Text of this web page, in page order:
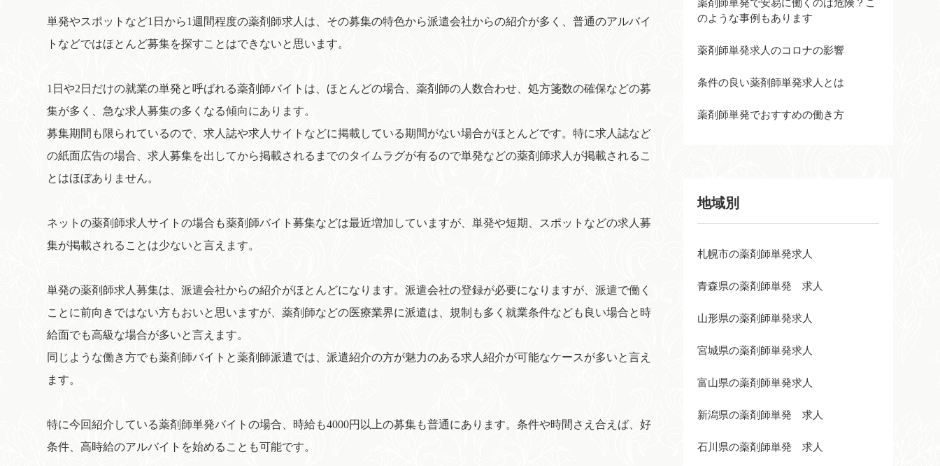
単発やスポットなど1日から1週間程度の薬剤師求人は、その募集の特色から派遣会社からの紹介が多く、普通のアルバイ
トなどではほとんど募集を探すことはできないと思います。
1日や2日だけの就業の単発と呼ばれる薬剤師バイトは、ほとんどの場合、薬剤師の人数合わせ、処方箋数の確保などの募
集が多く、急な求人募集の多くなる傾向にあります。
募集期間も限られているので、求人誌や求人サイトなどに掲載している期間がない場合がほとんどです。特に求人誌など
の紙面広告の場合、求人募集を出してから掲載されるまでのタイムラグが有るので単発などの薬剤師求人が掲載されるこ
とはほぼありません。
ネットの薬剤師求人サイトの場合も薬剤師バイト募集などは最近増加していますが、単発や短期、スポットなどの求人募
集が掲載されることは少ないと言えます。
単発の薬剤師求人募集は、派遣会社からの紹介がほとんどになります。派遣会社の登録が必要になりますが、派遣で働く
ことに前向きではない方もおいと思いますが、薬剤師などの医療業界に派遣は、規制も多く就業条件なども良い場合と時
給面でも高級な場合が多いと言えます。
同じような働き方でも薬剤師バイトと薬剤師派遣では、派遣紹介の方が魅力のある求人紹介が可能なケースが多いと言え
ます。
特に今回紹介している薬剤師単発バイトの場合、時給も4000円以上の募集も普通にあります。条件や時間さえ合えば、好
条件、高時給のアルバイトを始めることも可能です。
薬剤師単発で安易に働くのは危険？こ
のような事例もあります
薬剤師単発求人のコロナの影響
条件の良い薬剤師単発求人とは
薬剤師単発でおすすめの働き方
地域別
札幌市の薬剤師単発求人
青森県の薬剤師単発 求人
山形県の薬剤師単発求人
宮城県の薬剤師単発求人
富山県の薬剤師単発求人
新潟県の薬剤師単発 求人
石川県の薬剤師単発 求人